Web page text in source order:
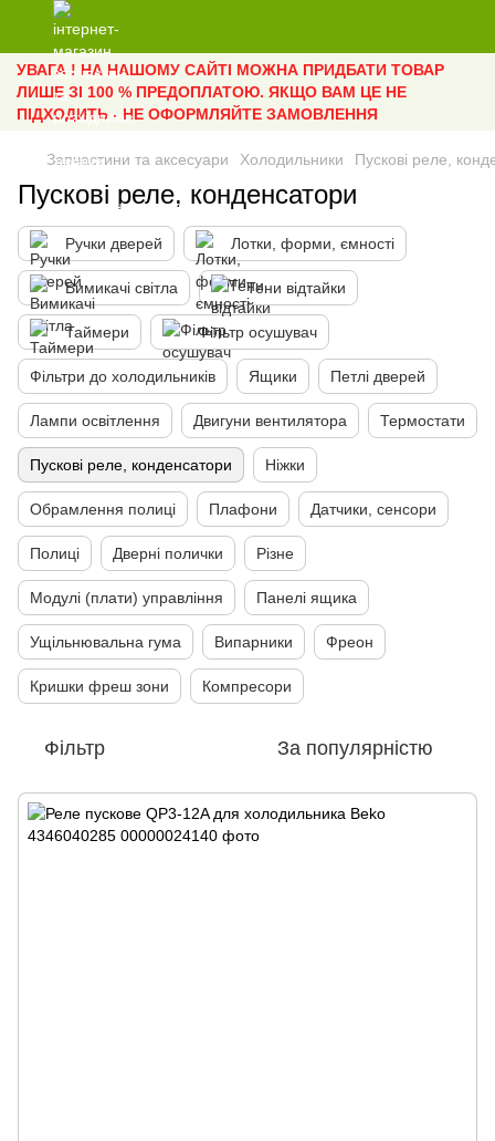
УВАГА ! НА НАШОМУ САЙТІ МОЖНА ПРИДБАТИ ТОВАР
ЛИШЕ ЗІ 100 % ПРЕДОПЛАТОЮ. ЯКЩО ВАМ ЦЕ НЕ
ПІДХОДИТЬ - НЕ ОФОРМЛЯЙТЕ ЗАМОВЛЕННЯ
Запчастини та аксесуари Холодильники Пускові реле,
Пускові реле, конденсатори
Ручки дверей Лотки, форми, ємності
Вимикачі світла Тени відтайки
Таймери Фільтр осушувач
Фільтри до холодильників Ящики Петлі дверей
Лампи освітлення Двигуни вентилятора Термостати
Пускові реле, конденсатори Ніжки
Обрамлення полиці Плафони Датчики, сенсори
Полиці Дверні полички Різне
Модулі (плати) управління Панелі ящика
Ущільнювальна гума Випарники Фреон
Кришки фреш зони Компресори
Фільтр За популярністю